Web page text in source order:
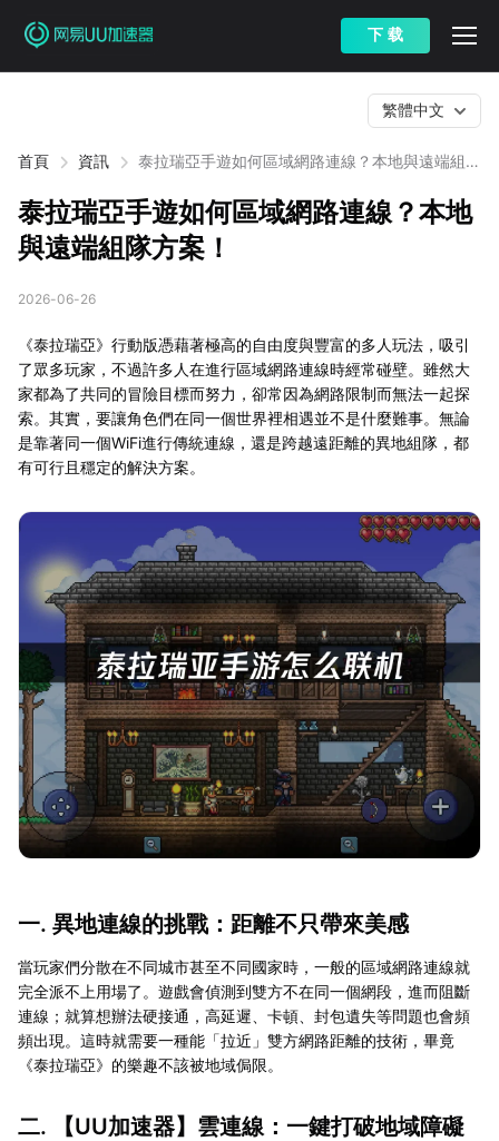
下 载
首頁 資訊
泰拉瑞亞手遊如何區域網路連線？本地與遠端組隊
繁體中文
泰拉瑞亞手遊如何區域網路連線？本地
與遠端組隊方案！
2026-06-26
《泰拉瑞亞》行動版憑藉著極高的自由度與豐富的多人玩法，吸引
了眾多玩家，不過許多人在進行區域網路連線時經常碰壁。雖然大
家都為了共同的冒險目標而努力，卻常因為網路限制而無法一起探
索。其實，要讓角色們在同一個世界裡相遇並不是什麼難事。無論
是靠著同一個WiFi進行傳統連線，還是跨越遠距離的異地組隊，都
有可行且穩定的解決方案。
一. 異地連線的挑戰：距離不只帶來美感
當玩家們分散在不同城市甚至不同國家時，一般的區域網路連線就
完全派不上用場了。遊戲會偵測到雙方不在同一個網段，進而阻斷
連線；就算想辦法硬接通，高延遲、卡頓、封包遺失等問題也會頻
頻出現。這時就需要一種能「拉近」雙方網路距離的技術，畢竟
《泰拉瑞亞》的樂趣不該被地域侷限。
二. 【UU加速器】雲連線：一鍵打破地域障礙